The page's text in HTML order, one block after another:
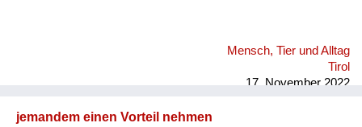
Mensch, Tier und Alltag
Tirol
17. November 2022
jemandem einen Vorteil nehmen